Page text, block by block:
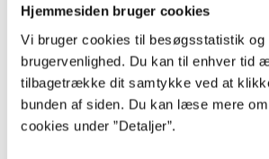
Hjemmesiden bruger cookies
Vi bruger cookies til besøgsstatistik og
brugervenlighed. Du kan til enhver tid
tilbagetrække dit samtykke ved at
bunden af siden. Du kan læse mere
cookies under ”Detaljer”.
Artikler
Alle registrerede artikler fordelt på
...